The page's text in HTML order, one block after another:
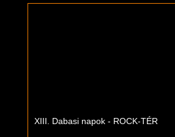
XIII. Dabasi napok - ROCK-TÉR